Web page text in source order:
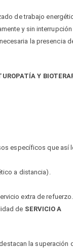
de trabajo
y sin interrupción
la presencia
Y
específicos que así
a distancia).
extra de refuerzo.
de SERVICIO A
la superación